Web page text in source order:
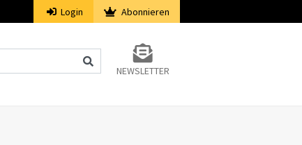
Login Abonnieren
NEWSLETTER